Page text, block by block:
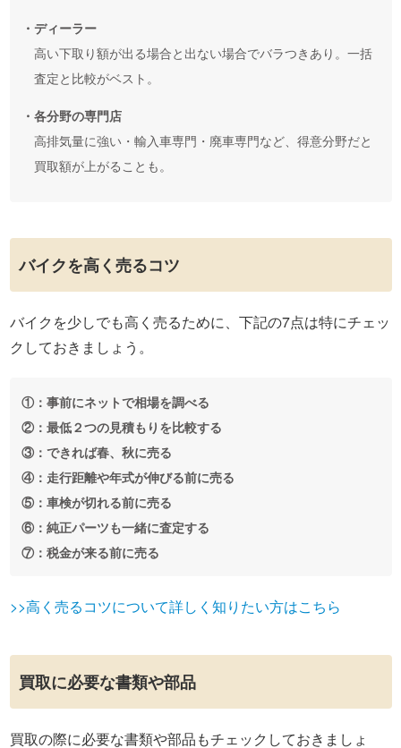
・ディーラー
高い下取り額が出る場合と出ない場合でバラつきあり。一括
査定と比較がベスト。
・各分野の専門店
高排気量に強い・輸入車専門・廃車専門など、得意分野だと
買取額が上がることも。
バイクを高く売るコツ
バイクを少しでも高く売るために、下記の7点は特にチェッ
クしておきましょう。
①：事前にネットで相場を調べる
②：最低２つの見積もりを比較する
③：できれば春、秋に売る
④：走行距離や年式が伸びる前に売る
⑤：車検が切れる前に売る
⑥：純正パーツも一緒に査定する
⑦：税金が来る前に売る
>>高く売るコツについて詳しく知りたい方はこちら
買取に必要な書類や部品
買取の際に必要な書類や部品もチェックしておきましょ